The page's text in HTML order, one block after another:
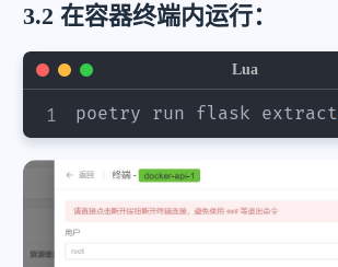
3.2 在容器终端内运行：
poetry run flask extract
Lua